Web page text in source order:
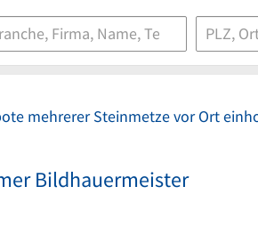
mehrerer Steinmetze vor Ort
Bildhauermeister